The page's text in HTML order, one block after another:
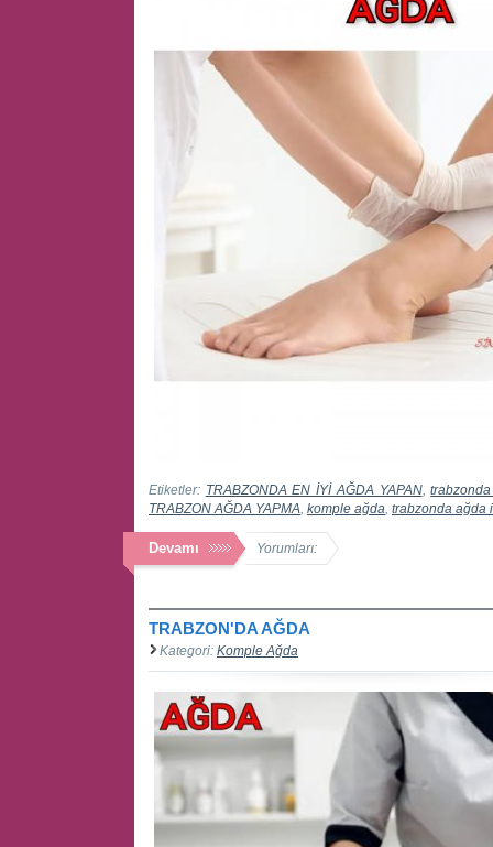
Etiketler: TRABZONDA EN İYİ AĞDA YAPAN,
TRABZON AĞDA YAPMA komple ağda trabzonda ağda
Devamı Yorumları:
TRABZON'DA AĞDA
Kategori: Komple Ağda